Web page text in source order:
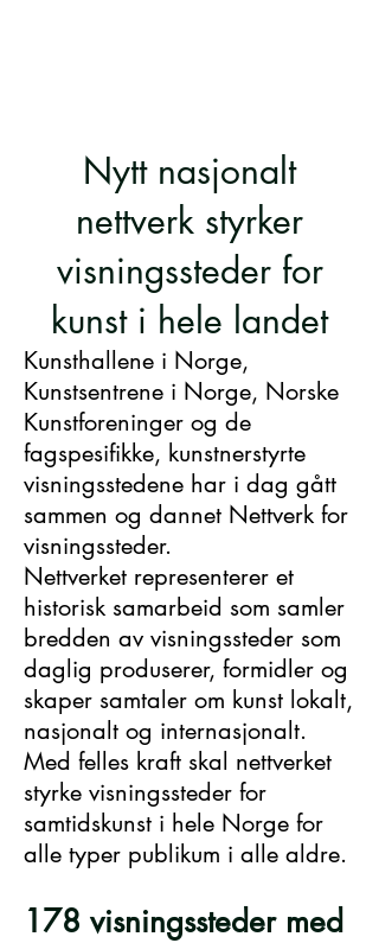
Nytt nasjonalt
nettverk styrker
visningssteder for
kunst i hele landet
Kunsthallene i Norge,
Kunstsentrene i Norge, Norske
Kunstforeninger og de
fagspesifikke, kunstnerstyrte
visningsstedene har i dag gått
sammen og dannet Nettverk for
visningssteder.
Nettverket representerer et
historisk samarbeid som samler
bredden av visningssteder som
daglig produserer, formidler og
skaper samtaler om kunst lokalt,
nasjonalt og internasjonalt.
Med felles kraft skal nettverket
styrke visningssteder for
samtidskunst i hele Norge for
alle typer publikum i alle aldre.
178 visningssteder med